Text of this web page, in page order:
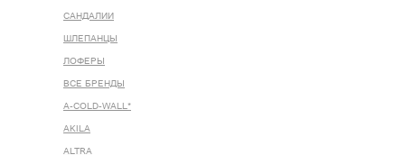
САНДАЛИИ
ШЛЕПАНЦЫ
ЛОФЕРЫ
ВСЕ БРЕНДЫ
A-COLD-WALL*
AKILA
ALTRA